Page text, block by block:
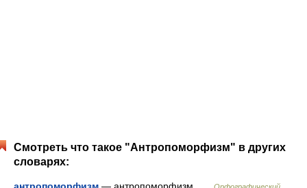
Смотреть что такое "Антропоморфизм" в других
словарях: